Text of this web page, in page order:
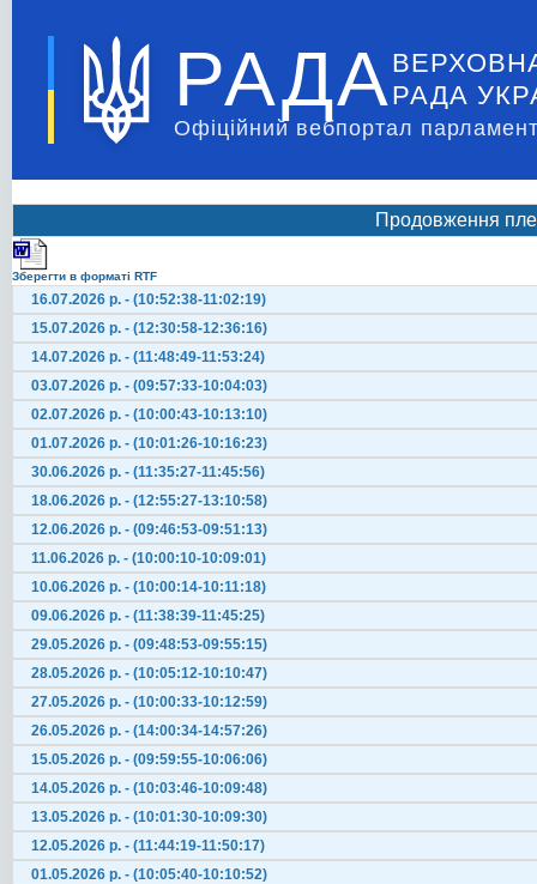
РАДА РАДА
Офіційний вебпортал
Продовження
Зберегти в форматі RTF
16.07.2026 р. - (10:52:38-11:02:19)
15.07.2026 р. - (12:30:58-12:36:16)
14.07.2026 р. - (11:48:49-11:53:24)
03.07.2026 р. - (09:57:33-10:04:03)
02.07.2026 р. - (10:00:43-10:13:10)
01.07.2026 р. - (10:01:26-10:16:23)
30.06.2026 р. - (11:35:27-11:45:56)
18.06.2026 р. - (12:55:27-13:10:58)
12.06.2026 р. - (09:46:53-09:51:13)
11.06.2026 р. - (10:00:10-10:09:01)
10.06.2026 р. - (10:00:14-10:11:18)
09.06.2026 р. - (11:38:39-11:45:25)
29.05.2026 р. - (09:48:53-09:55:15)
28.05.2026 р. - (10:05:12-10:10:47)
27.05.2026 р. - (10:00:33-10:12:59)
26.05.2026 р. - (14:00:34-14:57:26)
15.05.2026 р. - (09:59:55-10:06:06)
14.05.2026 р. - (10:03:46-10:09:48)
13.05.2026 р. - (10:01:30-10:09:30)
12.05.2026 р. - (11:44:19-11:50:17)
01.05.2026 р. - (10:05:40-10:10:52)